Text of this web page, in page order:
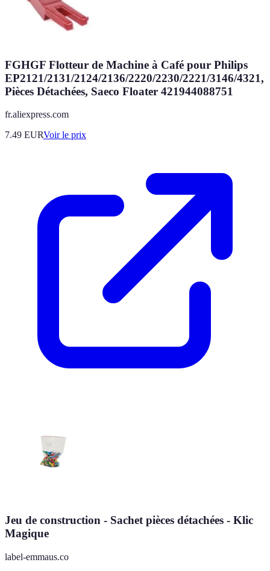
FGHGF Flotteur de Machine à Café pour Philips
EP2121/2131/2124/2136/2220/2230/2221/3146/4321,
Pièces Détachées, Saeco Floater 421944088751
fr.aliexpress.com
7.49 EURVoir le prix
Jeu de construction - Sachet pièces détachées - Klic
Magique
label-emmaus.co